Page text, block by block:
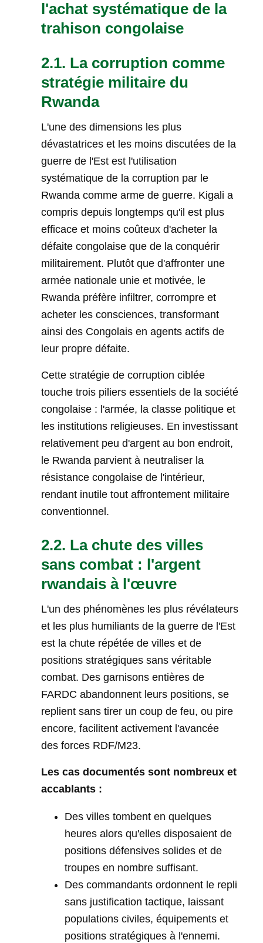
l'achat systématique de la
trahison congolaise
2.1. La corruption comme
stratégie militaire du
Rwanda
L'une des dimensions les plus
dévastatrices et les moins discutées de la
guerre de l'Est est l'utilisation
systématique de la corruption par le
Rwanda comme arme de guerre. Kigali a
compris depuis longtemps qu'il est plus
efficace et moins coûteux d'acheter la
défaite congolaise que de la conquérir
militairement. Plutôt que d'affronter une
armée nationale unie et motivée, le
Rwanda préfère infiltrer, corrompre et
acheter les consciences, transformant
ainsi des Congolais en agents actifs de
leur propre défaite.
Cette stratégie de corruption ciblée
touche trois piliers essentiels de la société
congolaise : l'armée, la classe politique et
les institutions religieuses. En investissant
relativement peu d'argent au bon endroit,
le Rwanda parvient à neutraliser la
résistance congolaise de l'intérieur,
rendant inutile tout affrontement militaire
conventionnel.
2.2. La chute des villes
sans combat : l'argent
rwandais à l'œuvre
L'un des phénomènes les plus révélateurs
et les plus humiliants de la guerre de l'Est
est la chute répétée de villes et de
positions stratégiques sans véritable
combat. Des garnisons entières de
FARDC abandonnent leurs positions, se
replient sans tirer un coup de feu, ou pire
encore, facilitent activement l'avancée
des forces RDF/M23.
Les cas documentés sont nombreux et
accablants :
Des villes tombent en quelques
heures alors qu'elles disposaient de
positions défensives solides et de
troupes en nombre suffisant.
Des commandants ordonnent le repli
sans justification tactique, laissant
populations civiles, équipements et
positions stratégiques à l'ennemi.